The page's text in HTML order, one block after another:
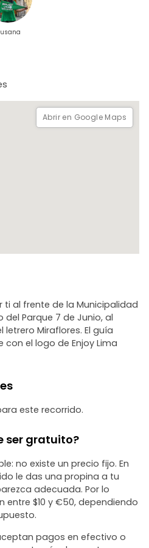
te rogamos no realizar la
Abrir en Google Maps
al frente de la Municipalidad
del Parque 7 de Junio, al
Miraflores. El guía
el logo de Enjoy Lima
este recorrido.
ser gratuito?
no existe un precio fijo. En
le das una propina a tu
adecuada. Por lo
entre $10 y €50, dependiendo
pagos en efectivo o